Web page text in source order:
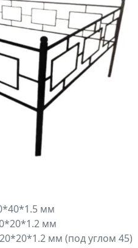
мм
мм
мм (под углом 45)